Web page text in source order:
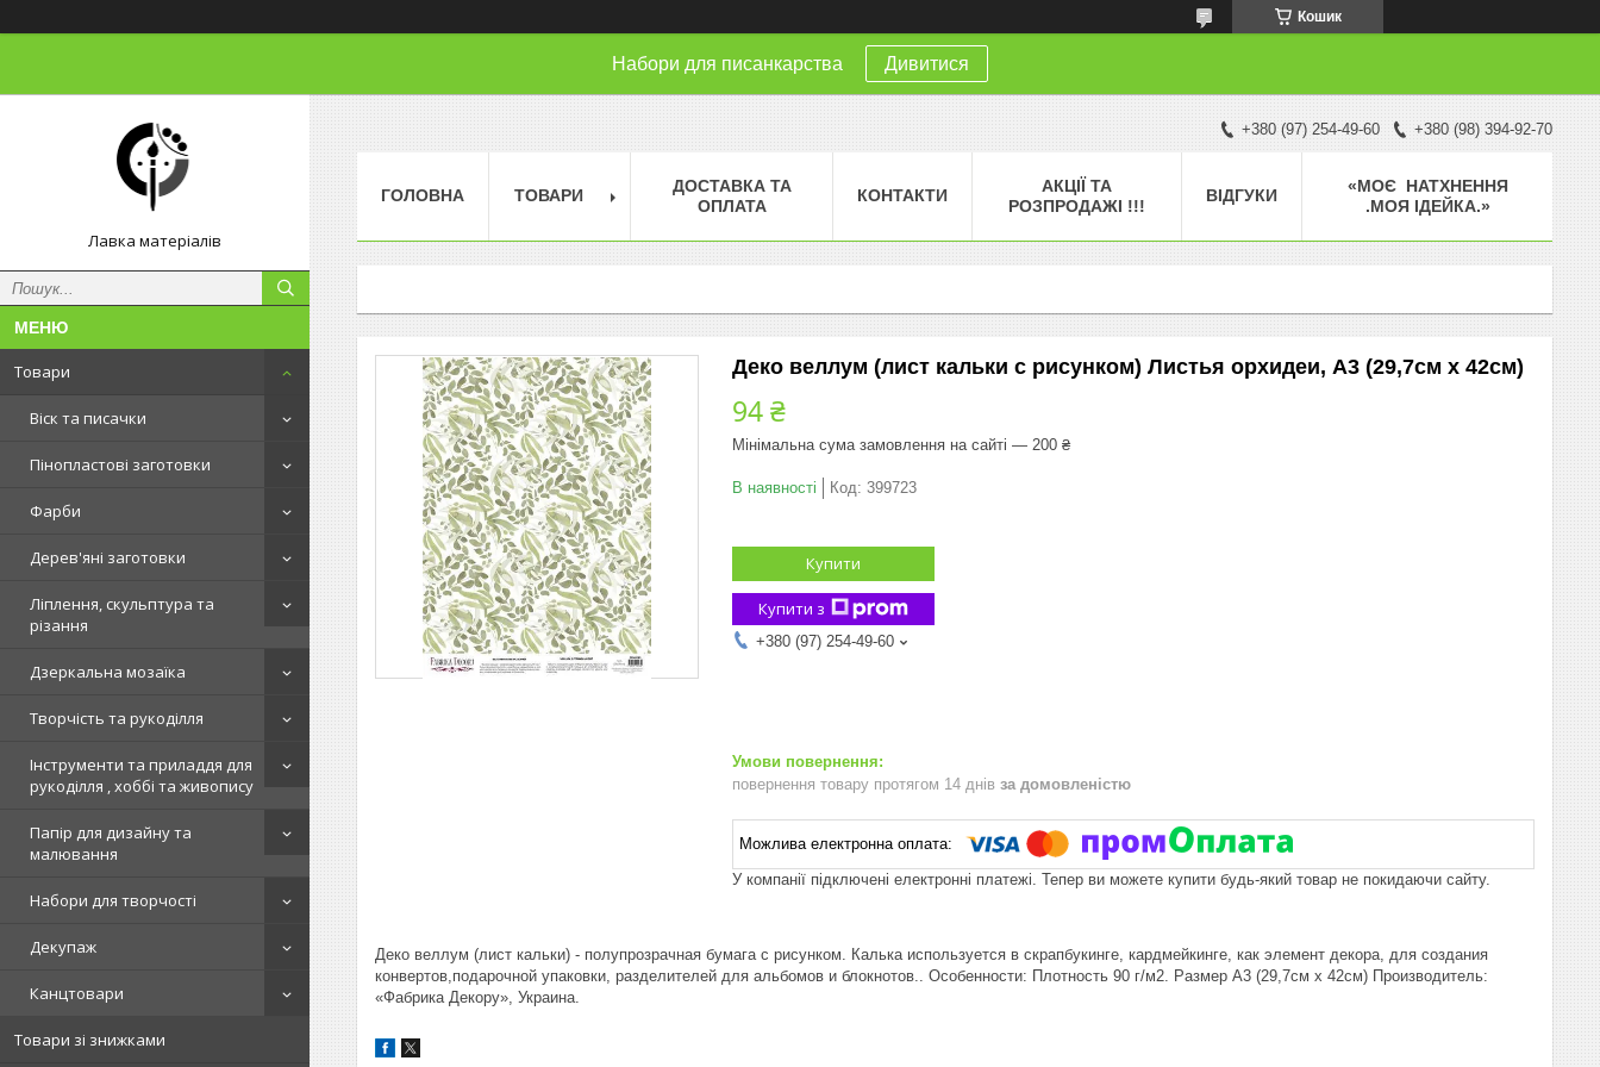
Кошик
Набори для писанкарства Дивитися
Лавка матеріалів
Товари
Віск та писачки
Пінопластові заготовки
Фарби
Дерев'яні заготовки
Ліплення, скульптура та
різання
Дзеркальна мозаїка
Творчість та рукоділля
Інструменти та приладдя для
рукоділля , хоббі та живопису
Папір для дизайну та
малювання
Набори для творчості
Декупаж
Канцтовари
Товари зі знижками
+380 (97) 254-49-60 +380 (98) 394-92-70
ГОЛОВНА ТОВАРИ
ДОСТАВКА ТА
ОПЛАТА
КОНТАКТИ
АКЦІЇ ТА
РОЗПРОДАЖІ !!!
ВІДГУКИ
«МОЄ НАТХНЕННЯ
.МОЯ ІДЕЙКА.»
Деко веллум (лист кальки с рисунком) Листья орхидеи, А3 (29,7см х 42см)
94 ₴
Мінімальна сума замовлення на сайті — 200 ₴
В наявності Код: 399723
Купити
Купити з
+380 (97) 254-49-60
повернення товару протягом 14 днів за домовленістю
У компанії підключені електронні платежі. Тепер ви можете купити будь-який товар не покидаючи сайту.
Деко веллум (лист кальки) - полупрозрачная бумага с рисунком. Калька используется в скрапбукинге, кардмейкинге, как элемент декора, для создания
конвертов,подарочной упаковки, разделителей для альбомов и блокнотов.. Особенности: Плотность 90 г/м2. Размер А3 (29,7см х 42см) Производитель:
«Фабрика Декору», Украина.